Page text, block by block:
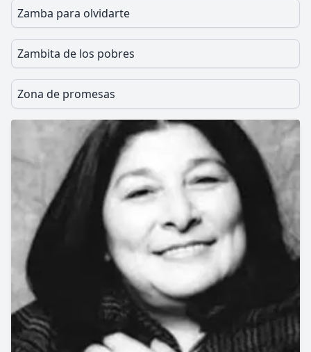
Zamba para olvidarte
Zambita de los pobres
Zona de promesas